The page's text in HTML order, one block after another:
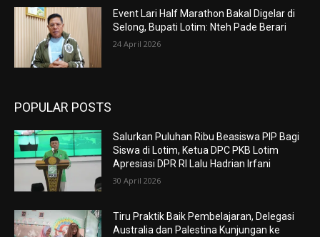
Event Lari Half Marathon Bakal Digelar di
Selong, Bupati Lotim: Nteh Pade Berari
24 April 2026
POPULAR POSTS
Salurkan Puluhan Ribu Beasiswa PIP Bagi
Siswa di Lotim, Ketua DPC PKB Lotim
Apresiasi DPR RI Lalu Hadrian Irfani
30 April 2026
Tiru Praktik Baik Pembelajaran, Delegasi
Australia dan Palestina Kunjungan ke